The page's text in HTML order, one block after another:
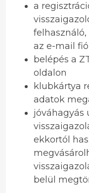
a
az e-mail
belépés a
oldalon
klubkártya
adatok
jóváhagyás
ekkortól
belül